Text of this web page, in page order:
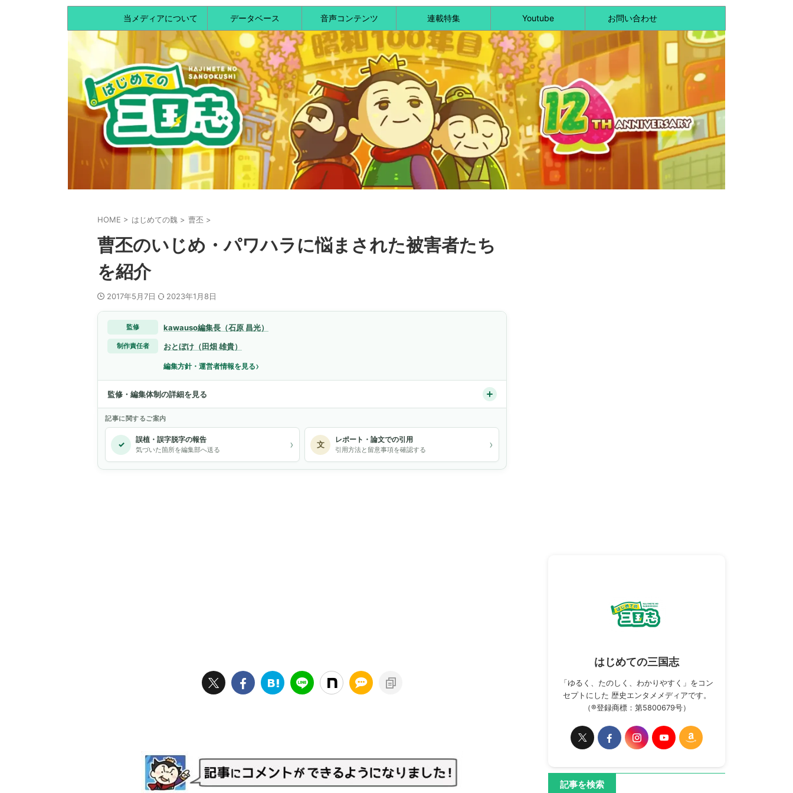
当メディアについて データベース 音声コンテンツ 連載特集 Youtube お問い合わせ
HOME > はじめての魏 > 曹丕 >
曹丕のいじめ・パワハラに悩まされた被害者たち
を紹介
2017年5月7日 2023年1月8日
監修 kawauso編集長（石原 昌光）
制作責任者 おとぼけ（田畑 雄貴）
編集方針・運営者情報を見る›
監修・編集体制の詳細を見る
記事に関するご案内
✓ 誤植・誤字脱字の報告
気づいた箇所を編集部へ送る › 文 レポート・論文での引用
引用方法と留意事項を確認する ›
はじめての三国志
「ゆるく、たのしく、わかりやすく」をコン
セプトにした 歴史エンタメメディアです。
（®登録商標：第5800679号）
記事を検索